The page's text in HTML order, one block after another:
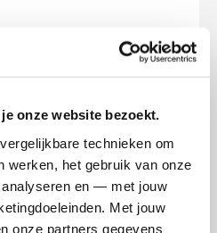
onze website bezoekt.
technieken om
werken, het gebruik van onze
en — met jouw
Met jouw
onze partners gegevens